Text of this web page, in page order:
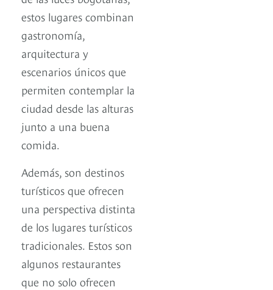
estos lugares combinan
gastronomía,
arquitectura y
escenarios únicos que
permiten contemplar la
ciudad desde las alturas
junto a una buena
comida.
Además, son destinos
turísticos que ofrecen
una perspectiva distinta
de los lugares turísticos
tradicionales. Estos son
algunos restaurantes
que no solo ofrecen